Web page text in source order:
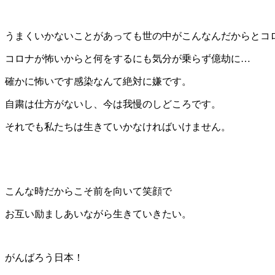
うまくいかないことがあっても世の中がこんなんだからとコ
コロナが怖いからと何をするにも気分が乗らず億劫に…
確かに怖いです感染なんて絶対に嫌です。
自粛は仕方がないし、今は我慢のしどころです。
それでも私たちは生きていかなければいけません。
こんな時だからこそ前を向いて笑顔で
お互い励ましあいながら生きていきたい。
がんばろう日本！